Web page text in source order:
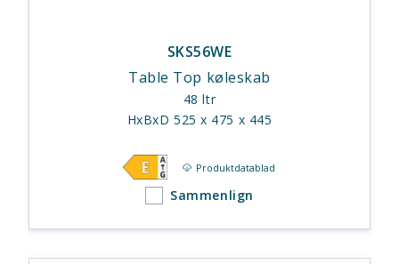
SKS56WE
Table Top køleskab
48 ltr
HxBxD 525 x 475 x 445
Produktdatablad
Sammenlign